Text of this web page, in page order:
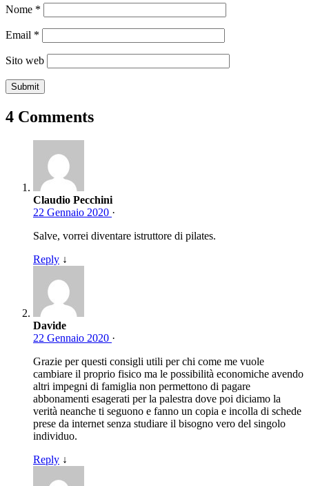
Nome *
Email *
Sito web
4 Comments
Claudio Pecchini
22 Gennaio 2020 ·
Salve, vorrei diventare istruttore di pilates.
Reply ↓
Davide
22 Gennaio 2020 ·
Grazie per questi consigli utili per chi come me vuole
cambiare il proprio fisico ma le possibilità economiche avendo
altri impegni di famiglia non permettono di pagare
abbonamenti esagerati per la palestra dove poi diciamo la
verità neanche ti seguono e fanno un copia e incolla di schede
prese da internet senza studiare il bisogno vero del singolo
individuo.
Reply ↓